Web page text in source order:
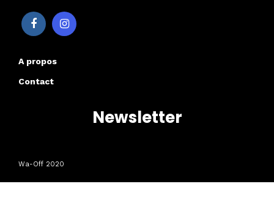
A propos
Contact
Newsletter
Wa-Off 2020